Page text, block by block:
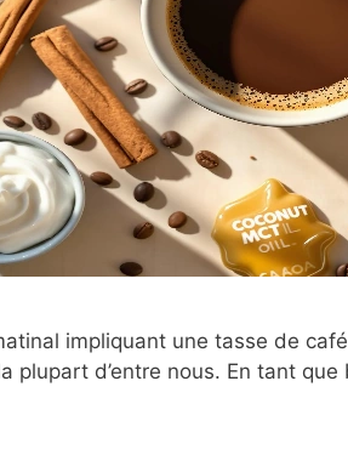
impliquant une tasse de
plupart d’entre nous. En tant